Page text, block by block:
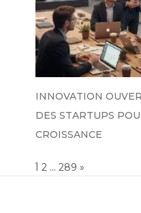
INNOVATION
DES STARTUPS
CROISSANCE
Page:
1 2 … 289 NEXT
»